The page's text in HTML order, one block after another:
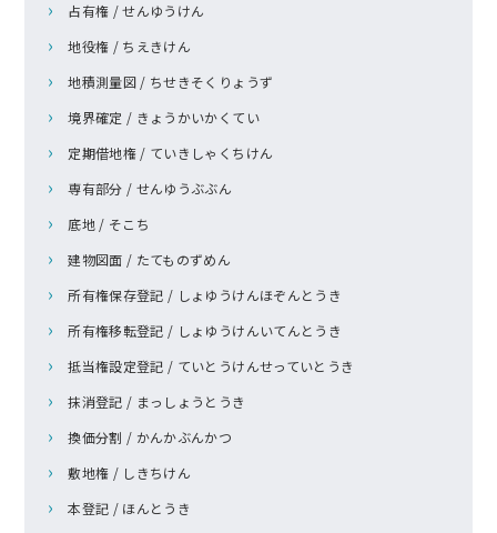
占有権 / せんゆうけん
地役権 / ちえきけん
地積測量図 / ちせきそくりょうず
境界確定 / きょうかいかくてい
定期借地権 / ていきしゃくちけん
専有部分 / せんゆうぶぶん
底地 / そこち
建物図面 / たてものずめん
所有権保存登記 / しょゆうけんほぞんとうき
所有権移転登記 / しょゆうけんいてんとうき
抵当権設定登記 / ていとうけんせっていとうき
抹消登記 / まっしょうとうき
換価分割 / かんかぶんかつ
敷地権 / しきちけん
本登記 / ほんとうき